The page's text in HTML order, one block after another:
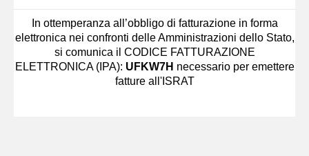
In ottemperanza all’obbligo di fatturazione in forma
elettronica nei confronti delle Amministrazioni dello Stato,
si comunica il CODICE FATTURAZIONE
ELETTRONICA (IPA): UFKW7H necessario per emettere
fatture all'ISRAT